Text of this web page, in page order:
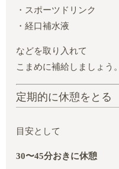
・スポーツドリンク
・経口補水液
などを取り入れて
こまめに補給しましょう。
定期的に休憩をとる
目安として
30〜45分おきに休憩